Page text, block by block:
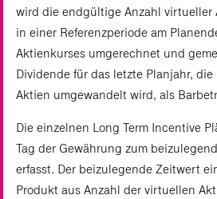
wird die endgültige Anzahl virtueller
in einer Referenzperiode am
Aktienkurses umgerechnet und
Dividende für das letzte Planjahr,
Aktien umgewandelt wird, als
Die einzelnen Long Term Incentive
Tag der Gewährung zum
erfasst. Der beizulegende Zeitwert
Produkt aus Anzahl der virtuellen